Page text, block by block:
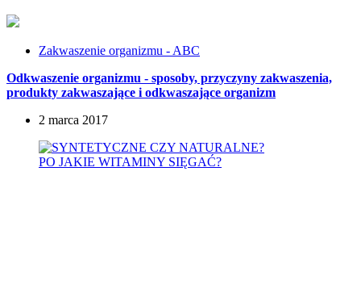
Zakwaszenie organizmu - ABC
Odkwaszenie organizmu - sposoby, przyczyny zakwaszenia,
produkty zakwaszające i odkwaszające organizm
2 marca 2017